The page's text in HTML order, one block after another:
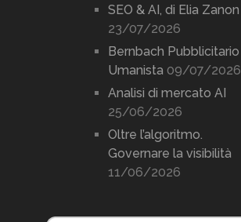
SEO & AI, di Elia Zanon
23/07/2026
Bernbach Pubblicitario
Umanista 09/07/2026
Analisi di mercato AI
25/06/2026
Oltre l’algoritmo.
Governare la visibilità
11/06/2026